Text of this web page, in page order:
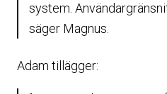
system.
säger Magnus.
Adam tillägger: